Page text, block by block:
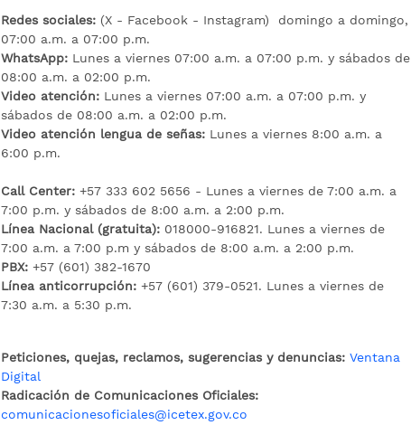
Redes sociales: (X - Facebook - Instagram) domingo a domingo,
07:00 a.m. a 07:00 p.m.
WhatsApp: Lunes a viernes 07:00 a.m. a 07:00 p.m. y sábados de
08:00 a.m. a 02:00 p.m.
Video atención: Lunes a viernes 07:00 a.m. a 07:00 p.m. y
sábados de 08:00 a.m. a 02:00 p.m.
Video atención lengua de señas: Lunes a viernes 8:00 a.m. a
6:00 p.m.
Call Center:+57 333 602 5656 - Lunes a viernes de 7:00 a.m. a
7:00 p.m. y sábados de 8:00 a.m. a 2:00 p.m.
Línea Nacional (gratuita): 018000-916821. Lunes a viernes de
7:00 a.m. a 7:00 p.m y sábados de 8:00 a.m. a 2:00 p.m.
PBX:+57 (601) 382-1670
Línea anticorrupción:+57 (601) 379-0521. Lunes a viernes de
7:30 a.m. a 5:30 p.m.
Peticiones, quejas, reclamos, sugerencias y denuncias: Ventana
Digital
Radicación de Comunicaciones Oficiales:
comunicacionesoficiales@icetex.gov.co